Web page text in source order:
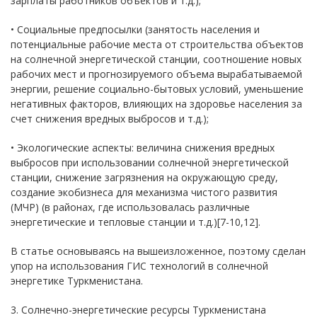
• Социальные предпосылки (занятость населения и
потенциальные рабочие места от строительства объектов
на солнечной энергетической станции, соотношение новых
рабочих мест и прогнозируемого объема вырабатываемой
энергии, решение социально-бытовых условий, уменьшение
негативных факторов, влияющих на здоровье населения за
счет снижения вредных выбросов и т.д.);
• Экологические аспекты: величина снижения вредных
выбросов при использовании солнечной энергетической
станции, снижение загрязнения на окружающую среду,
создание экобизнеса для механизма чистого развития
(МЧР) (в районах, где использовалась различные
энергетические и тепловые станции и т.д.)[7-10,12].
В статье основываясь на вышеизложенное, поэтому сделан
упор на использования ГИС технологий в солнечной
энергетике Туркменистана.
3. Солнечно-энергетические ресурсы Туркменистана